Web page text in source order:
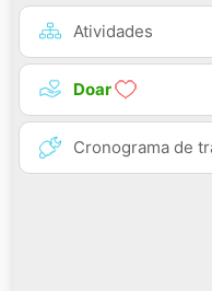
Atividades
Doar
Cronograma de